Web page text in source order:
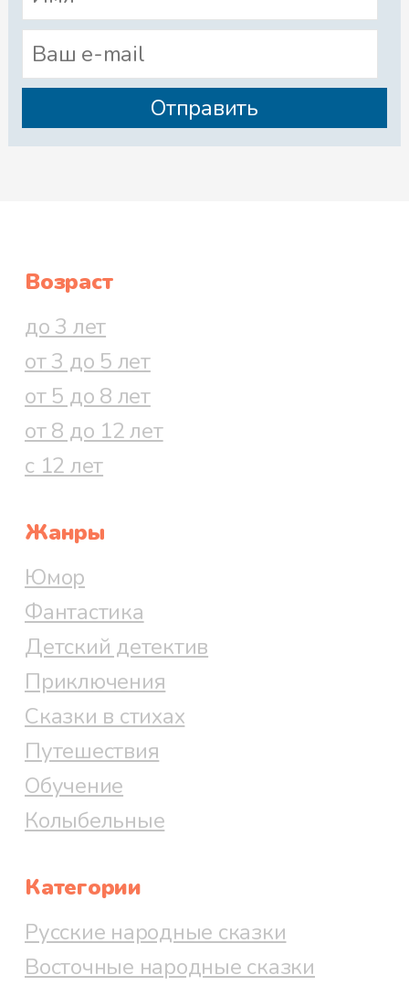
Возраст
до 3 лет
от 3 до 5 лет
от 5 до 8 лет
от 8 до 12 лет
с 12 лет
Жанры
Юмор
Фантастика
Детский детектив
Приключения
Сказки в стихах
Путешествия
Обучение
Колыбельные
Категории
Русские народные сказки
Восточные народные сказки